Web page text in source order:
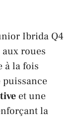
Ibrida Q4
roues
à la fois
puissance
et une
la